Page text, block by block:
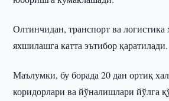
Олтинчидан, транспорт ва логистика
яхшилашга катта эътибор қаратилади.
Маълумки, бу борада 20 дан ортиқ
коридорлари ва йўналишлари йўлга